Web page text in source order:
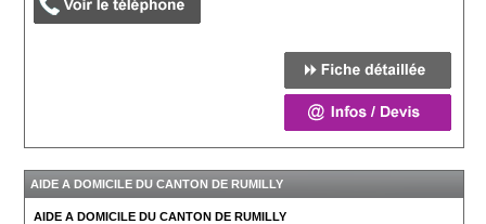
AIDE A DOMICILE DU CANTON DE RUMILLY
AIDE A DOMICILE DU CANTON DE RUMILLY